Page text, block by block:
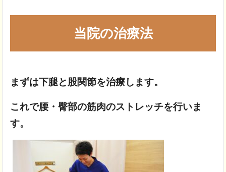
当院の治療法
まずは下腿と股関節を治療します。
これで腰・臀部の筋肉のストレッチを行いま
す。